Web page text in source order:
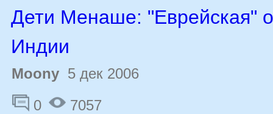
Дети Менаше: "Еврейская"
Индии
Moony 5 дек 2006
0
7057